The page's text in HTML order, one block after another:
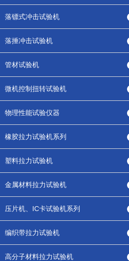
落镖式冲击试验机
落捶冲击试验机
管材试验机
微机控制扭转试验机
物理性能试验仪器
橡胶拉力试验机系列
塑料拉力试验机
金属材料拉力试验机
压片机、IC卡试验机系列
编织带拉力试验机
高分子材料拉力试验机